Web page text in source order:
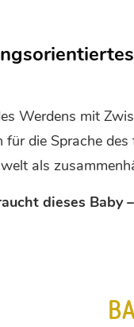
Werdens mit
die Sprache
als
dieses Baby